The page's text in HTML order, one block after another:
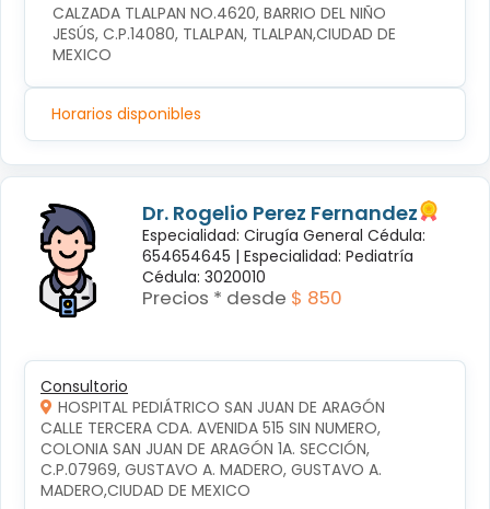
CALZADA TLALPAN NO.4620, BARRIO DEL NIÑO
JESÚS, C.P.14080, TLALPAN, TLALPAN,CIUDAD DE
MEXICO
Horarios disponibles
Dr. Rogelio Perez Fernandez
Especialidad: Cirugía General Cédula:
654654645 | Especialidad: Pediatría
Cédula: 3020010
Precios * desde $ 850
Consultorio
HOSPITAL PEDIÁTRICO SAN JUAN DE ARAGÓN
CALLE TERCERA CDA. AVENIDA 515 SIN NUMERO,
COLONIA SAN JUAN DE ARAGÓN 1A. SECCIÓN,
C.P.07969, GUSTAVO A. MADERO, GUSTAVO A.
MADERO,CIUDAD DE MEXICO